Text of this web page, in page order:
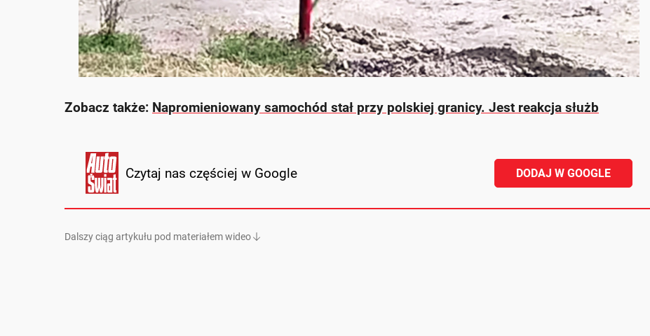
Zobacz także: Napromieniowany samochód stał przy polskiej granicy. Jest reakcja służb
Czytaj nas częściej w Google DODAJ W GOOGLE
Dalszy ciąg artykułu pod materiałem wideo